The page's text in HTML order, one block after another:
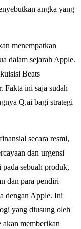
angka yang
menempatkan
dalam sejarah Apple.
Beats
Fakta ini saja sudah
Q.ai bagi strategi
secara resmi,
dan urgensi
sebuah produk,
dan para pendiri
dengan Apple. Ini
yang diusung oleh
memberikan